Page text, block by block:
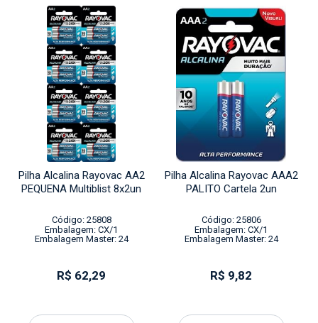
Pilha Alcalina Rayovac AA2
PEQUENA Multiblist 8x2un
Código: 25808
Embalagem: CX/1
Embalagem Master: 24
R$ 62,29
Pilha Alcalina Rayovac AAA2
PALITO Cartela 2un
Código: 25806
Embalagem: CX/1
Embalagem Master: 24
R$ 9,82